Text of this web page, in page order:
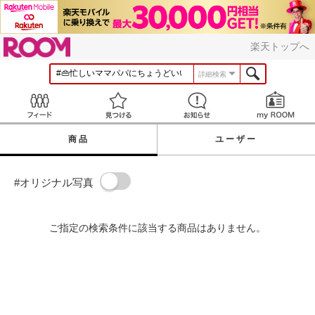
楽天トップへ
詳細検索
見つける お知らせ
商品 ユーザー
#オリジナル写真
ご指定の検索条件に該当する商品はありません。